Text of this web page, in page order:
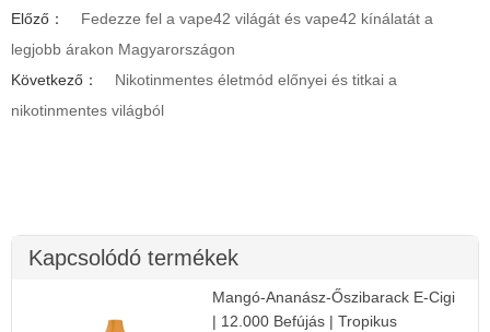
Előző：
Fedezze fel a vape42 világát és vape42 kínálatát a
legjobb árakon Magyarországon
Következő：
Nikotinmentes életmód előnyei és titkai a
nikotinmentes világból
Kapcsolódó termékek
Mangó-Ananász-Őszibarack E-Cigi
| 12.000 Befújás | Tropikus